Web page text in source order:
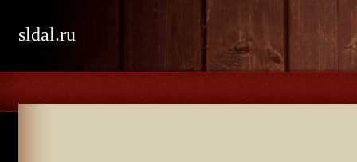
sldal.ru